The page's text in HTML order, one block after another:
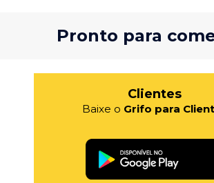
Pronto para
Clientes
Baixe o Grifo para